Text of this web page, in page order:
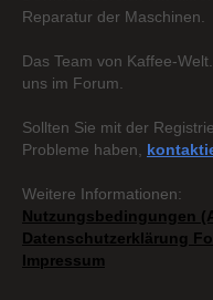
Reparatur der Maschinen.
Das Team von Kaffee-
uns im Forum.
Sollten Sie mit der
Probleme haben,
Weitere Informationen:
Nutzungsbedingungen
Datenschutzerklärung
Impressum